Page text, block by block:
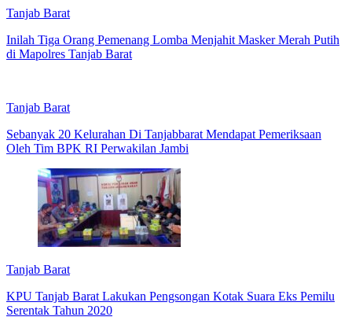
Tanjab Barat
Inilah Tiga Orang Pemenang Lomba Menjahit Masker Merah Putih
di Mapolres Tanjab Barat
Tanjab Barat
Sebanyak 20 Kelurahan Di Tanjabbarat Mendapat Pemeriksaan
Oleh Tim BPK RI Perwakilan Jambi
Tanjab Barat
KPU Tanjab Barat Lakukan Pengsongan Kotak Suara Eks Pemilu
Serentak Tahun 2020